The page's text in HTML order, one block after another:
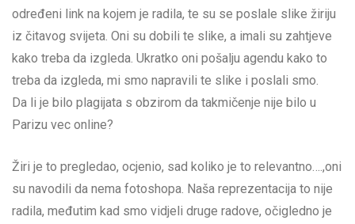
određeni link na kojem je radila, te su se poslale slike žiriju
iz čitavog svijeta. Oni su dobili te slike, a imali su zahtjeve
kako treba da izgleda. Ukratko oni pošalju agendu kako to
treba da izgleda, mi smo napravili te slike i poslali smo.
Da li je bilo plagijata s obzirom da takmičenje nije bilo u
Parizu vec online?
Žiri je to pregledao, ocjenio, sad koliko je to relevantno….,oni
su navodili da nema fotoshopa. Naša reprezentacija to nije
radila, međutim kad smo vidjeli druge radove, očigledno je